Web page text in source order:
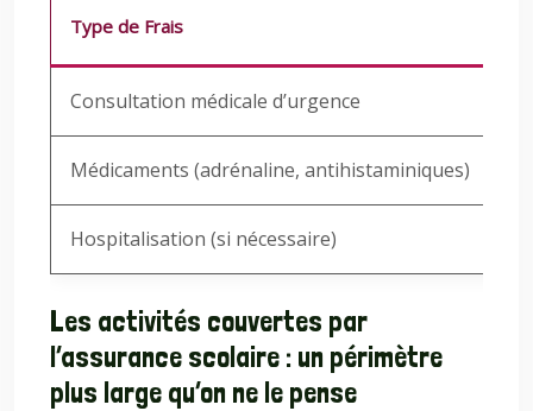
Type de Frais
Consultation médicale d’urgence
Médicaments (adrénaline, antihistaminiques)
Hospitalisation (si nécessaire)
Les activités couvertes par
l’assurance scolaire : un périmètre
plus large qu’on ne le pense